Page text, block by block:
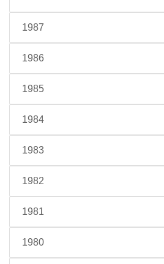
1987
1986
1985
1984
1983
1982
1981
1980